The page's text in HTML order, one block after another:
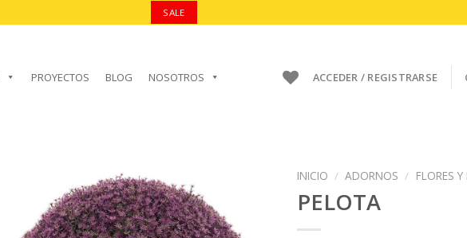
SALE
PROYECTOS BLOG NOSOTROS ACCEDER / REGISTRARSE
INICIO / ADORNOS / FLORES
PELOTA